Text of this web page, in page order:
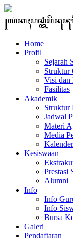
Home
Profil
Sejarah
Struktur
Visi dan
Fasilitas
Akademik
Jadwal
Materi
Media
Kesiswaan
Prestasi
Alumni
Info
Info
Info
Bursa
Galeri
Pendaftaran